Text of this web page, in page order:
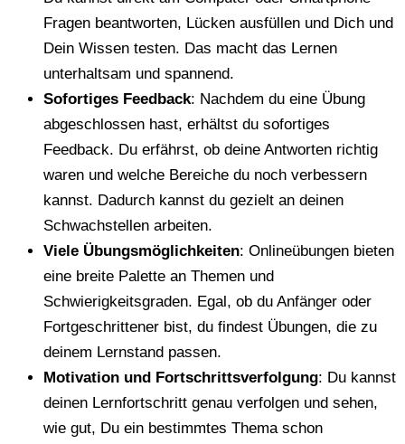
Fragen beantworten, Lücken ausfüllen und Dich und
Dein Wissen testen. Das macht das Lernen
unterhaltsam und spannend.
Sofortiges Feedback: Nachdem du eine Übung
abgeschlossen hast, erhältst du sofortiges
Feedback. Du erfährst, ob deine Antworten richtig
waren und welche Bereiche du noch verbessern
kannst. Dadurch kannst du gezielt an deinen
Schwachstellen arbeiten.
Viele Übungsmöglichkeiten: Onlineübungen bieten
eine breite Palette an Themen und
Schwierigkeitsgraden. Egal, ob du Anfänger oder
Fortgeschrittener bist, du findest Übungen, die zu
deinem Lernstand passen.
Motivation und Fortschrittsverfolgung: Du kannst
deinen Lernfortschritt genau verfolgen und sehen,
wie gut, Du ein bestimmtes Thema schon